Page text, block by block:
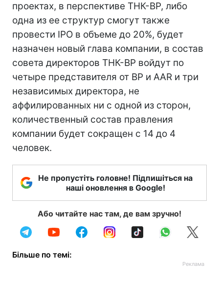
проектах, в перспективе ТНК-BP, либо
одна из ее структур смогут также
провести IPO в объеме до 20%, будет
назначен новый глава компании, в состав
совета директоров ТНК-BP войдут по
четыре представителя от ВР и ААR и три
независимых директора, не
аффилированных ни с одной из сторон,
количественный состав правления
компании будет сокращен с 14 до 4
человек.
Не пропустіть головне! Підпишіться на
наші оновлення в Google!
Або читайте нас там, де вам зручно!
Більше по темі: